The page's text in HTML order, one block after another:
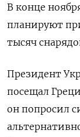
В конце
планируют
тысяч
Президент
посещал
он попросил